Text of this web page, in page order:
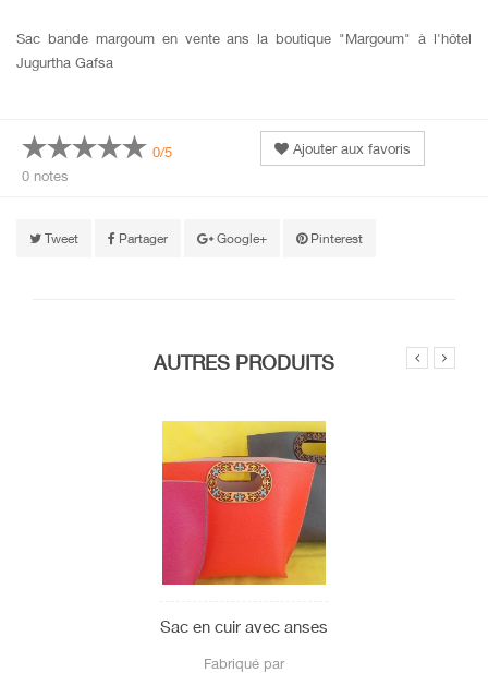
Sac bande margoum en vente ans la boutique "Margoum" à l'hôtel
Jugurtha Gafsa
0/5
Ajouter aux favoris
0 notes
Tweet Partager Google+ Pinterest
AUTRES PRODUITS
Sac en cuir avec anses
Fabriqué par